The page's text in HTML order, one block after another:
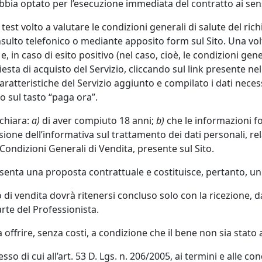
optato per l’esecuzione immediata del contratto ai
test volto a valutare le condizioni generali di salute del
telefonico o mediante apposito form sul Sito. Una
in caso di esito positivo (nel caso, cioè, le condizioni
di acquisto del Servizio, cliccando sul link presente
del Servizio aggiunto e compilato i dati
sul tasto “paga ora”.
a) di aver compiuto 18 anni; b) che le informazioni
dell’informativa sul trattamento dei dati personali,
Generali di Vendita, presente sul Sito.
una proposta contrattuale e costituisce, pertanto,
di vendita dovrà ritenersi concluso solo con la ricezione,
del Professionista.
senza costi, a condizione che il bene non sia stato
di cui all’art. 53 D. Lgs. n. 206/2005, ai termini e alle